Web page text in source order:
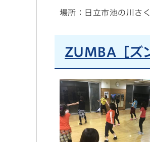
場所：日立市池の川さ
ZUMBA［ズ